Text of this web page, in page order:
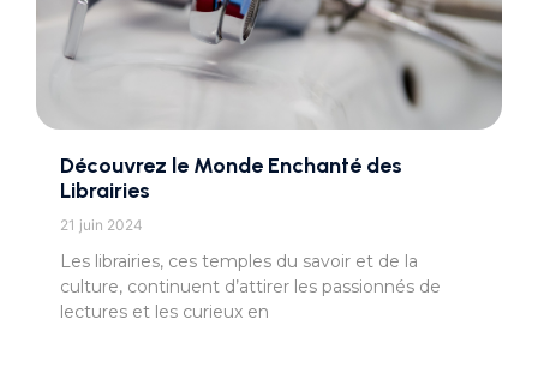
Découvrez le Monde Enchanté des
Librairies
21 juin 2024
Les librairies, ces temples du savoir et de la
culture, continuent d’attirer les passionnés de
lectures et les curieux en